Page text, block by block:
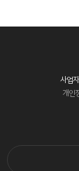
사업
개인